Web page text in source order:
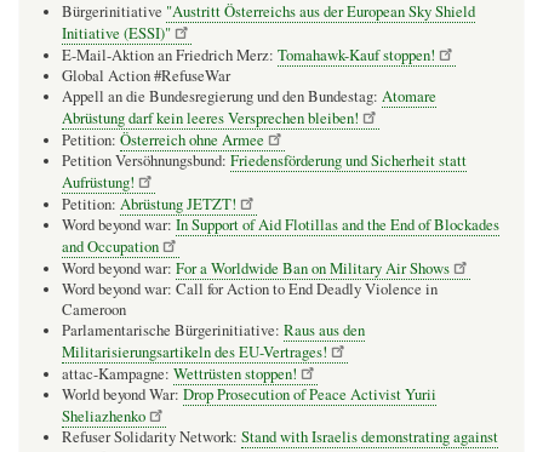
Bürgerinitiative "Austritt Österreichs aus der European Sky Shield
Initiative (ESSI)"
E-Mail-Aktion an Friedrich Merz: Tomahawk-Kauf stoppen!
Global Action #RefuseWar
Appell an die Bundesregierung und den Bundestag: Atomare
Abrüstung darf kein leeres Versprechen bleiben!
Petition: Österreich ohne Armee
Petition Versöhnungsbund: Friedensförderung und Sicherheit statt
Aufrüstung!
Petition: Abrüstung JETZT!
Word beyond war: In Support of Aid Flotillas and the End of Blockades
and Occupation
Word beyond war: For a Worldwide Ban on Military Air Shows
Word beyond war: Call for Action to End Deadly Violence in
Cameroon
Parlamentarische Bürgerinitiative: Raus aus den
Militarisierungsartikeln des EU-Vertrages!
attac-Kampagne: Wettrüsten stoppen!
World beyond War: Drop Prosecution of Peace Activist Yurii
Sheliazhenko
Refuser Solidarity Network: Stand with Israelis demonstrating against